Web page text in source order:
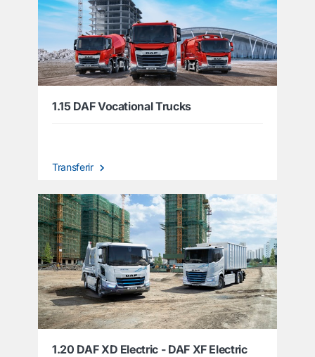
1.15 DAF Vocational Trucks
Transferir
1.20 DAF XD Electric - DAF XF Electric